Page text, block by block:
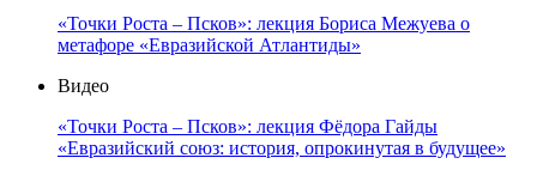
«Точки Роста – Псков»: лекция Бориса Межуева о
метафоре «Евразийской Атлантиды»
Видео
«Точки Роста – Псков»: лекция Фёдора Гайды
«Евразийский союз: история, опрокинутая в будущее»